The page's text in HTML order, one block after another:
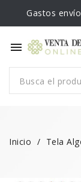
Gastos
menu
Inicio Tela